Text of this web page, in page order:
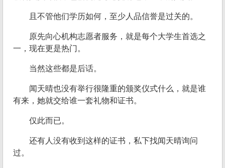
且不管他们学历如何，至少人品信誉是过关的。
原先向心机构志愿者服务，就是每个大学生首选之
一，现在更是热门。
当然这些都是后话。
闻天晴也没有举行很隆重的颁奖仪式什么，就是谁
有来，她就交给谁一套礼物和证书。
仅此而已。
还有人没有收到这样的证书，私下找闻天晴询问
过。